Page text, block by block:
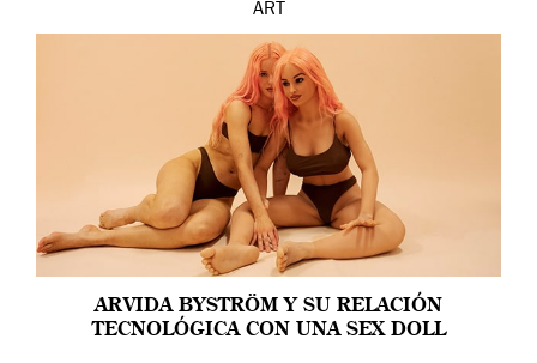
ART
ARVIDA BYSTRÖM Y SU RELACIÓN
TECNOLÓGICA CON UNA SEX DOLL